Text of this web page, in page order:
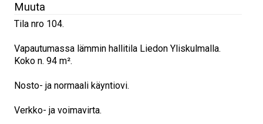
Muuta
Tila nro 104.
Vapautumassa lämmin hallitila Liedon Yliskulmalla.
Koko n. 94 m².
Nosto- ja normaali käyntiovi.
Verkko- ja voimavirta.